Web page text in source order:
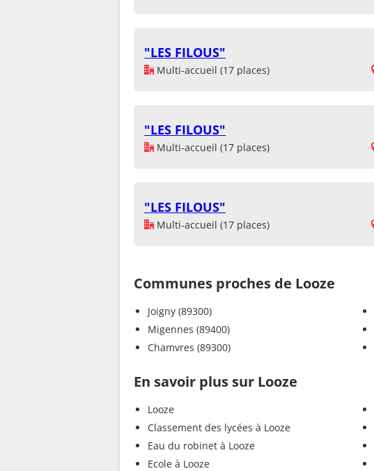
"LES FILOUS"
Multi-accueil (17 places)
"LES FILOUS"
Multi-accueil (17 places)
"LES FILOUS"
Multi-accueil (17 places)
Communes proches de Looze
Joigny (89300)
Migennes (89400)
Chamvres (89300)
En savoir plus sur Looze
Looze
Classement des lycées à Looze
Eau du robinet à Looze
Ecole à Looze